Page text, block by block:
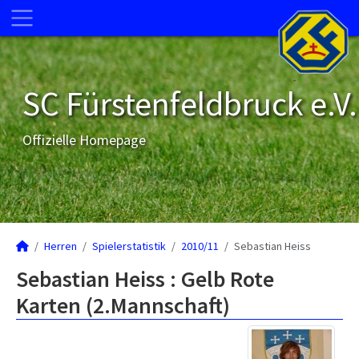
SC Fürstenfeldbruck e.V.
Offizielle Homepage
Herren Spielerstatistik 2010/11 Sebastian Heiss
Sebastian Heiss : Gelb Rote
Karten (2.Mannschaft)